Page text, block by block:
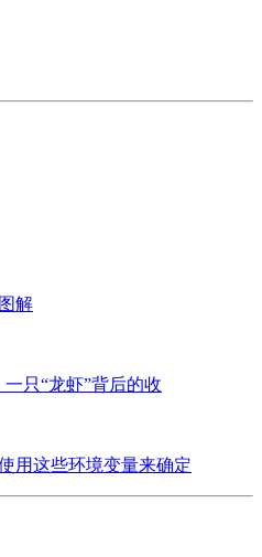
解
只“龙虾”背后的收
用这些环境变量来确定